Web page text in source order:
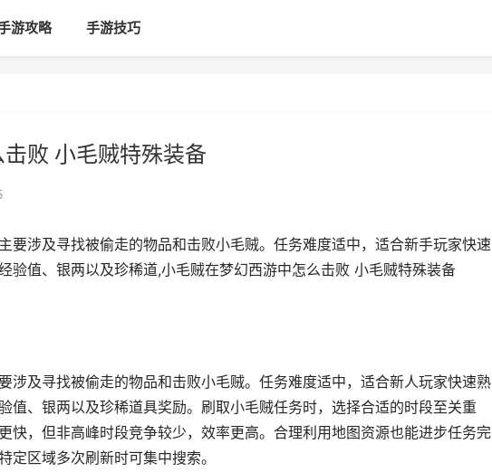
游攻略 手游技巧
败 小毛贼特殊装备
要涉及寻找被偷走的物品和击败小毛贼。任务难度适中，适合新手玩家快速
验值、银两以及珍稀道,小毛贼在梦幻西游中怎么击败 小毛贼特殊装备
涉及寻找被偷走的物品和击败小毛贼。任务难度适中，适合新人玩家快速熟
值、银两以及珍稀道具奖励。刷取小毛贼任务时，选择合适的时段至关重
快，但非高峰时段竞争较少，效率更高。合理利用地图资源也能进步任务完
定区域多次刷新时可集中搜索。